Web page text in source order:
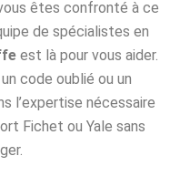
êtes confronté à ce
de spécialistes en
est là pour vous aider.
code oublié ou un
l’expertise nécessaire
Fichet ou Yale sans